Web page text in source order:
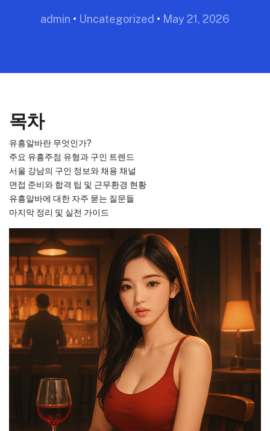
admin • Uncategorized • May 21, 2026
목차
유흥알바란 무엇인가?
주요 유흥주점 유형과 구인 트렌드
서울 강남의 구인 정보와 채용 채널
면접 준비와 합격 팁 및 근무환경 현황
유흥알바에 대한 자주 묻는 질문들
마지막 정리 및 실전 가이드